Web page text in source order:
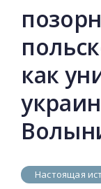
как
Настоящая